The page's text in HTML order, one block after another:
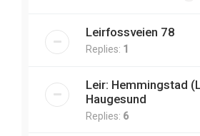
Leirfossveien 78
Replies: 1
Leir: Hemmingstad
Haugesund
Replies: 6